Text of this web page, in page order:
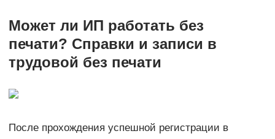
Может ли ИП работать без
печати? Справки и записи в
трудовой без печати
После прохождения успешной регистрации в